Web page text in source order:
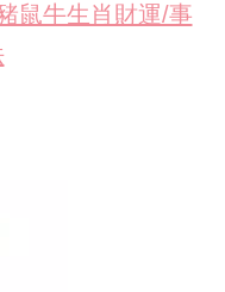
鼠牛生肖財運/事